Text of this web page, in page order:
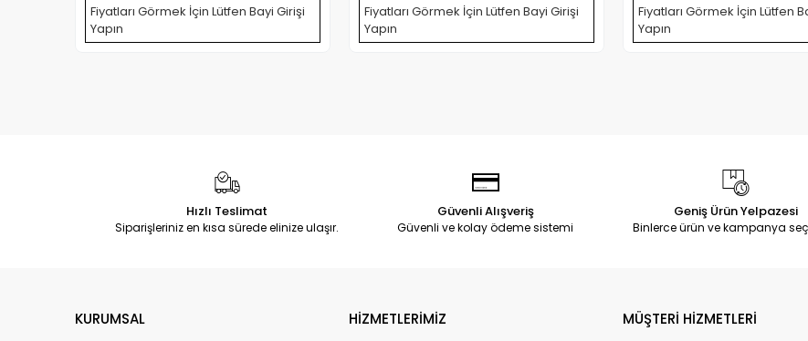
Fiyatları Görmek İçin Lütfen Bayi Girişi
Yapın
Fiyatları Görmek İçin Lütfen Bayi Girişi
Yapın
Fiyatları Görmek İçin Lütfen
Yapın
Hızlı Teslimat
Siparişleriniz en kısa sürede elinize ulaşır.
Güvenli Alışveriş
Güvenli ve kolay ödeme sistemi
Geniş Ürün Yelpazesi
Binlerce ürün ve kampanya
KURUMSAL HİZMETLERİMİZ MÜŞTERİ HİZMETLERİ